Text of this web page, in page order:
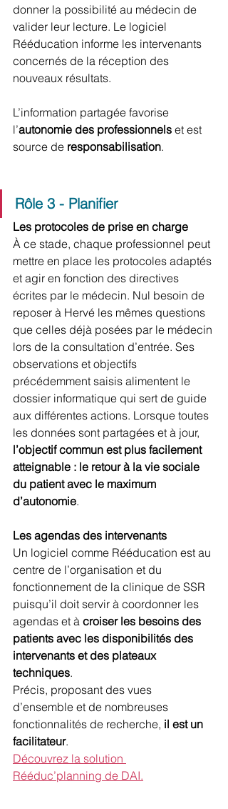
donner la possibilité au médecin de
valider leur lecture. Le logiciel
Rééducation informe les intervenants
concernés de la réception des
nouveaux résultats.
L’information partagée favorise
l’autonomie des professionnels et est
source de responsabilisation.
Rôle 3 - Planifier
Les protocoles de prise en charge
À ce stade, chaque professionnel peut
mettre en place les protocoles adaptés
et agir en fonction des directives
écrites par le médecin. Nul besoin de
reposer à Hervé les mêmes questions
que celles déjà posées par le médecin
lors de la consultation d’entrée. Ses
observations et objectifs
précédemment saisis alimentent le
dossier informatique qui sert de guide
aux différentes actions. Lorsque toutes
les données sont partagées et à jour,
l’objectif commun est plus facilement
atteignable : le retour à la vie sociale
du patient avec le maximum
d’autonomie.
Les agendas des intervenants
Un logiciel comme Rééducation est au
centre de l’organisation et du
fonctionnement de la clinique de SSR
puisqu’il doit servir à coordonner les
agendas et à croiser les besoins des
patients avec les disponibilités des
intervenants et des plateaux
techniques.
Précis, proposant des vues
d’ensemble et de nombreuses
fonctionnalités de recherche, il est un
facilitateur.
Découvrez la solution
Rééduc’planning de DAI.